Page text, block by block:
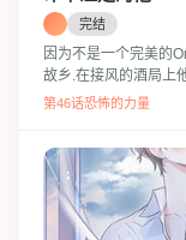
完结
因为不是一个完美的
故乡.在接风的酒局上
向某处拨通了电话…
两个人,不是命运又是
第46话恐怖的力量